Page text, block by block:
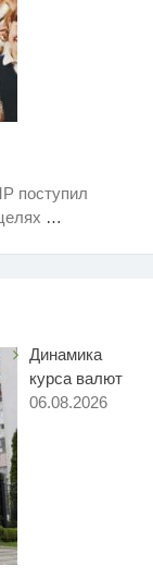
поступил
…
Динамика
курса валют
06.08.2026